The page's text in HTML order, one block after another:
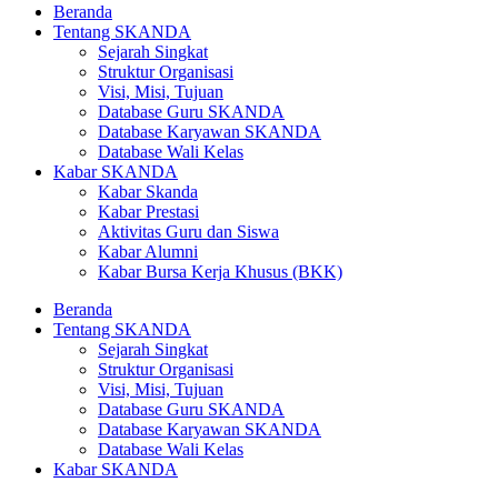
Beranda
Tentang SKANDA
Sejarah Singkat
Struktur Organisasi
Visi, Misi, Tujuan
Database Guru SKANDA
Database Karyawan SKANDA
Database Wali Kelas
Kabar SKANDA
Kabar Skanda
Kabar Prestasi
Aktivitas Guru dan Siswa
Kabar Alumni
Kabar Bursa Kerja Khusus (BKK)
Beranda
Tentang SKANDA
Sejarah Singkat
Struktur Organisasi
Visi, Misi, Tujuan
Database Guru SKANDA
Database Karyawan SKANDA
Database Wali Kelas
Kabar SKANDA